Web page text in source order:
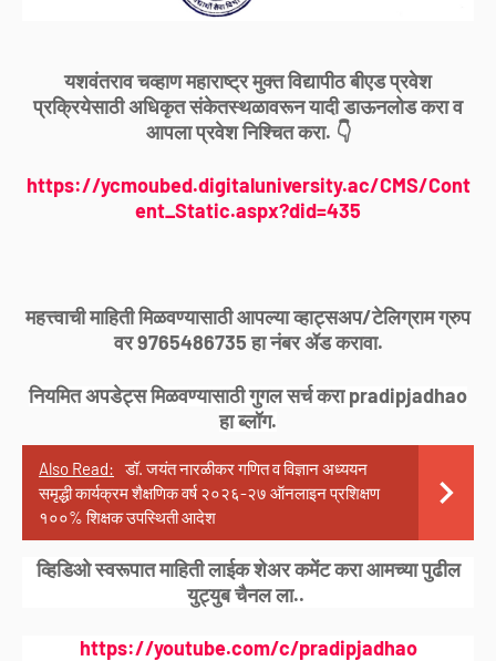
यशवंतराव चव्हाण महाराष्ट्र मुक्त विद्यापीठ बीएड प्रवेश
प्रक्रियेसाठी अधिकृत संकेतस्थळावरून यादी डाऊनलोड करा व
आपला प्रवेश निश्चित करा. 👇
https://ycmoubed.digitaluniversity.ac/CMS/Cont
ent_Static.aspx?did=435
महत्त्वाची माहिती मिळवण्यासाठी आपल्या व्हाट्सअप/टेलिग्राम ग्रुप
वर 9765486735 हा नंबर ॲड करावा.
नियमित अपडेट्स मिळवण्यासाठी गुगल सर्च करा pradipjadhao
हा ब्लॉग.
Also Read:
डॉ. जयंत नारळीकर गणित व विज्ञान अध्ययन
समृद्धी कार्यक्रम शैक्षणिक वर्ष २०२६-२७ ऑनलाइन प्रशिक्षण
१००% शिक्षक उपस्थिती आदेश
व्हिडिओ स्वरूपात माहिती लाईक शेअर कमेंट करा आमच्या पुढील
युट्युब चैनल ला..
https://youtube.com/c/pradipjadhao